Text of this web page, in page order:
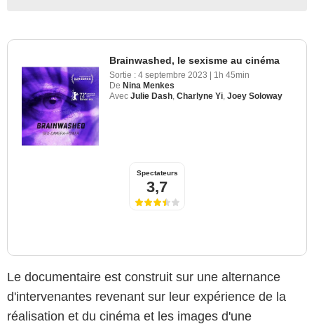
Brainwashed, le sexisme au cinéma
Sortie : 4 septembre 2023 | 1h 45min
De Nina Menkes
Avec Julie Dash Charlyne Yi Joey Soloway
Spectateurs
3,7
Le documentaire est construit sur une alternance
d'intervenantes revenant sur leur expérience de la
réalisation et du cinéma et les images d'une